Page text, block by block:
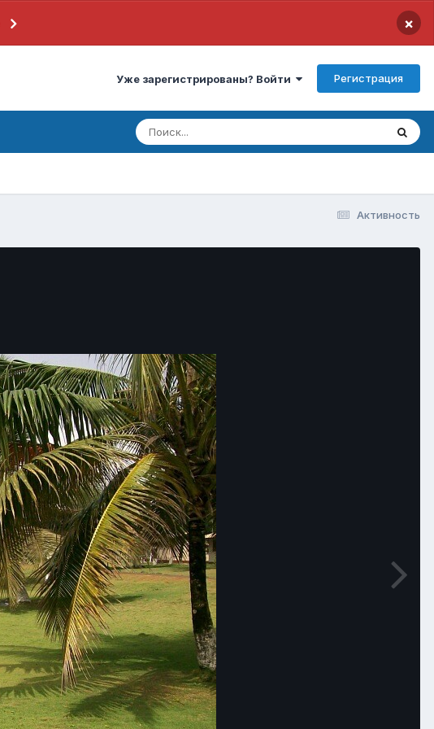
×
Уже зарегистрированы? Войти Регистрация
Активность